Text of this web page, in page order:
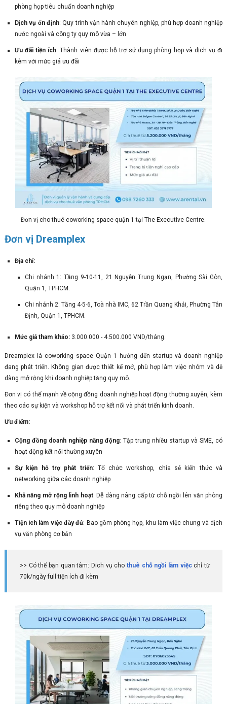
phòng họp tiêu chuẩn doanh nghiệp
Dịch vụ ổn định: Quy trình vận hành chuyên nghiệp, phù hợp doanh nghiệp
nước ngoài và công ty quy mô vừa – lớn
Ưu đãi tiện ích: Thành viên được hỗ trợ sử dụng phòng họp và dịch vụ đi
kèm với mức giá ưu đãi
Đơn vị cho thuê coworking space quận 1 tại The Executive Centre.
Đơn vị Dreamplex
Địa chỉ:
Chi nhánh 1: Tầng 9-10-11, 21 Nguyễn Trung Ngạn, Phường Sài Gòn,
Quận 1, TPHCM.
Chi nhánh 2: Tầng 4-5-6, Toà nhà IMC, 62 Trần Quang Khải, Phường Tân
Định, Quận 1, TPHCM.
Mức giá tham khảo:3.000.000 - 4.500.000 VND/tháng.
Dreamplex là coworking space Quận 1 hướng đến startup và doanh nghiệp
đang phát triển. Không gian được thiết kế mở, phù hợp làm việc nhóm và dễ
dàng mở rộng khi doanh nghiệp tăng quy mô.
Đơn vị có thế mạnh về cộng đồng doanh nghiệp hoạt động thường xuyên, kèm
theo các sự kiện và workshop hỗ trợ kết nối và phát triển kinh doanh.
Ưu điểm:
Cộng đồng doanh nghiệp năng động: Tập trung nhiều startup và SME, có
hoạt động kết nối thường xuyên
Sự kiện hỗ trợ phát triển: Tổ chức workshop, chia sẻ kiến thức và
networking giữa các doanh nghiệp
Khả năng mở rộng linh hoạt: Dễ dàng nâng cấp từ chỗ ngồi lên văn phòng
riêng theo quy mô doanh nghiệp
Tiện ích làm việc đầy đủ: Bao gồm phòng họp, khu làm việc chung và dịch
vụ văn phòng cơ bản
>> Có thể bạn quan tâm: Dich vụ cho thuê chỗ ngồi làm việcchỉ từ
70k/ngày full tiện ích đi kèm